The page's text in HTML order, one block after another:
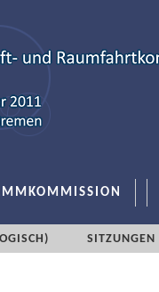
SITZUNGEN